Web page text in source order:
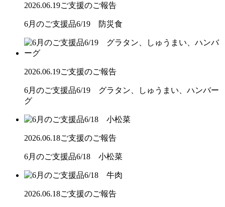
2026.06.19ご支援のご報告
6月のご支援品6/19 防災食
2026.06.19ご支援のご報告
6月のご支援品6/19 グラタン、しゅうまい、ハンバー
グ
2026.06.18ご支援のご報告
6月のご支援品6/18 小松菜
2026.06.18ご支援のご報告